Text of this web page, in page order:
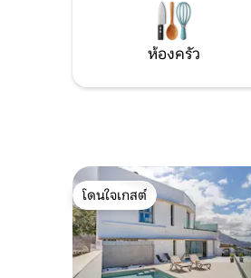
ห้องครัว
โดนใจเกสต์
โดนใจเกสต์